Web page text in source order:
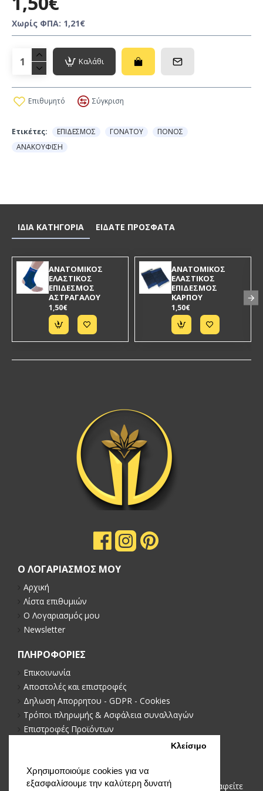
Χρησιμοποιούμε cookies για να
εξασφαλίσουμε την καλύτερη δυνατή
Κλείσιμο
Χωρίς ΦΠΑ: 1,21€
Καλάθι
Επιθυμητό Σύγκριση
Ετικέτες: ΕΠΙΔΕΣΜΟΣ ΓΟΝΑΤΟΥ
ΠΟΝΟΣ
ΑΝΑΚΟΥΦΙΣΗ
ΙΔΙΑ ΚΑΤΗΓΟΡΙΑ ΕΙΔΑΤΕ ΠΡΟΣΦΑΤΑ
ΑΝΑΤΟΜΙΚΟΣ
ΕΛΑΣΤΙΚΟΣ
ΕΠΙΔΕΣΜΟΣ
ΑΣΤΡΑΓΑΛΟΥ
1,50€
ΑΝΑΤΟΜΙΚΟΣ
ΕΛΑΣΤΙΚΟΣ
ΕΠΙΔΕΣΜΟΣ
ΚΑΡΠΟΥ
1,50€
Ο ΛΟΓΑΡΙΑΣΜΟΣ ΜΟΥ
Αρχική
Λίστα επιθυμιών
Ο Λογαριασμός μου
Newsletter
ΠΛΗΡΟΦΟΡΙΕΣ
Επικοινωνία
Αποστολές και επιστροφές
Δηλωση Απορρητου - GDPR - Cookies
Τρόποι πληρωμής & Ασφάλεια συναλλαγών
Επιστροφές Προϊόντων
NEWSLETTER
Μείνετε ενημερωμένοι με νέα και προωθήσεις, εγγραφείτε